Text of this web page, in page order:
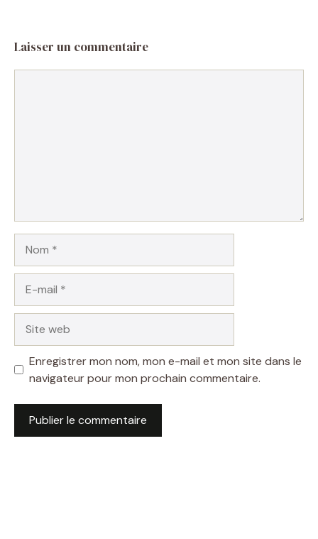
Laisser un commentaire
mail
web
Enregistrer mon nom, mon e-mail et mon site dans le
navigateur pour mon prochain commentaire.